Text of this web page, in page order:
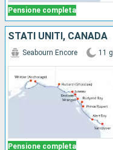
Pensione completa
STATI UNITI, CANADA
Pensione completa
Seabourn Encore 11 g